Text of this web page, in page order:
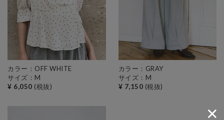
カラー：OFF WHITE
サイズ：M
¥ 6,050 (税抜)
カラー：GRAY
サイズ：M
¥ 7,150 (税抜)